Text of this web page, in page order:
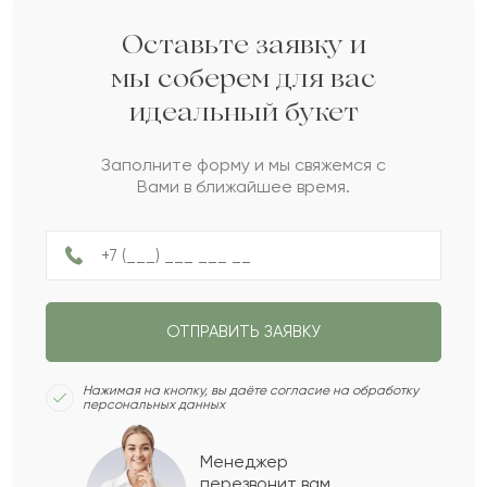
Советовать знакомым обязательно буду.
Ангелина
Букет очень красивый) Сделали всё
через полтора часа букет уже привезли.
Алипа
Оставьте заявку и
мы соберем для вас
идеальный букет
Заполните форму и мы свяжемся с
Вами в ближайшее время.
ОТПРАВИТЬ ЗАЯВКУ
Нажимая на кнопку, вы даёте согласие на обработку
персональных данных
Менеджер